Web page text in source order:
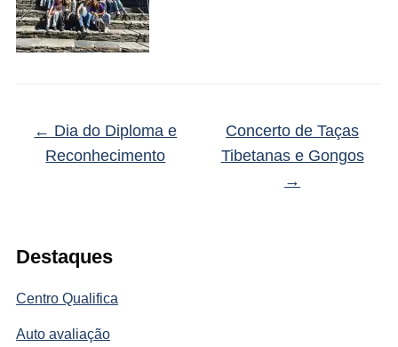
Destaques
Centro Qualifica
Auto avaliação
← Dia do Diploma e
Reconhecimento
Concerto de Taças
Tibetanas e Gongos
→